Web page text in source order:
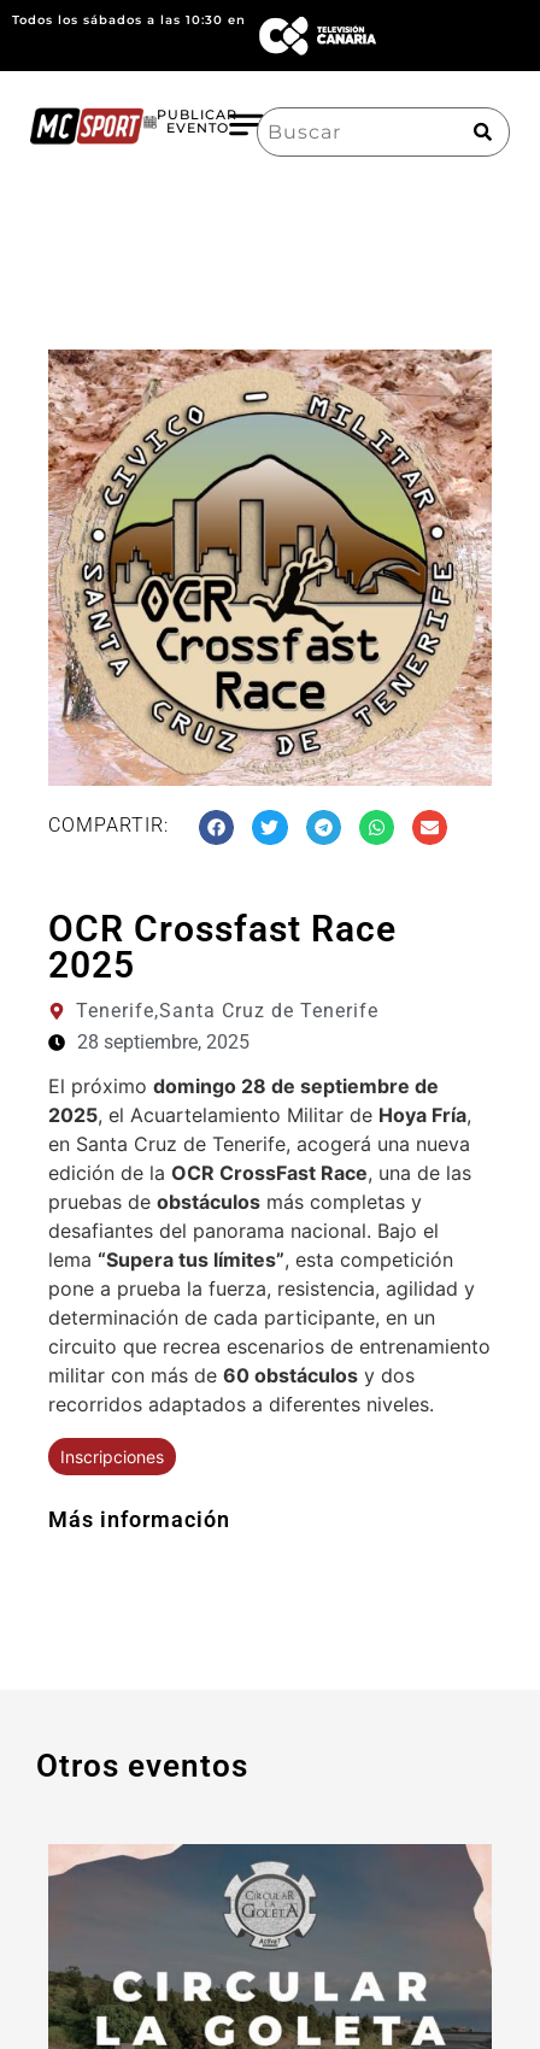
Todos los sábados a las 10:30 en
PUBLICAR
EVENTO
Search
for:
COMPARTIR:
OCR Crossfast Race
2025
Tenerife,Santa Cruz de Tenerife
28 septiembre, 2025
El próximo domingo 28 de septiembre de
2025, el Acuartelamiento Militar de Hoya Fría,
en Santa Cruz de Tenerife, acogerá una nueva
edición de la OCR CrossFast Race, una de las
pruebas de obstáculos más completas y
desafiantes del panorama nacional. Bajo el
lema “Supera tus límites”, esta competición
pone a prueba la fuerza, resistencia, agilidad y
determinación de cada participante, en un
circuito que recrea escenarios de entrenamiento
militar con más de 60 obstáculos y dos
recorridos adaptados a diferentes niveles.
Inscripciones
Más información
Otros eventos